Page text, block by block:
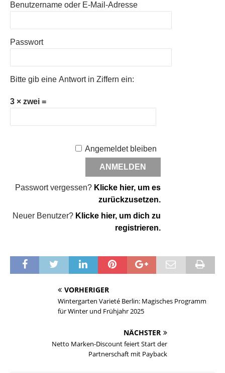
Benutzername oder E-Mail-Adresse
Passwort
Bitte gib eine Antwort in Ziffern ein:
3 × zwei =
Angemeldet bleiben
Passwort vergessen? Klicke hier, um es
zurückzusetzen.
Neuer Benutzer? Klicke hier, um dich zu
registrieren.
VORHERIGER
Wintergarten Varieté Berlin: Magisches Programm
für Winter und Frühjahr 2025
NÄCHSTER
Netto Marken-Discount feiert Start der
Partnerschaft mit Payback